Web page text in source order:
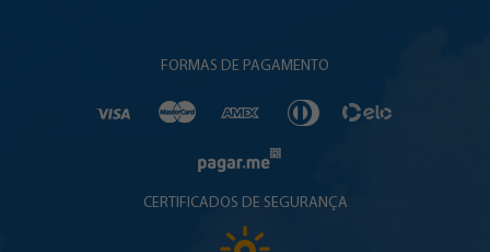
FORMAS DE PAGAMENTO
CERTIFICADOS DE SEGURANÇA